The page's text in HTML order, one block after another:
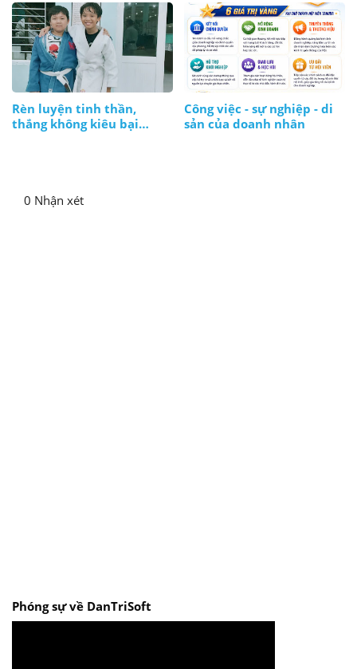
Rèn luyện tinh thần,
thắng không kiêu bại
Công việc - sự nghiệp - di
sản của doanh nhân
0 Nhận xét
Phóng sự về DanTriSoft